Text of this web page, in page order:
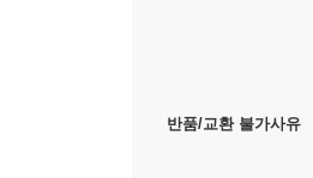
반품/교환 불가사유